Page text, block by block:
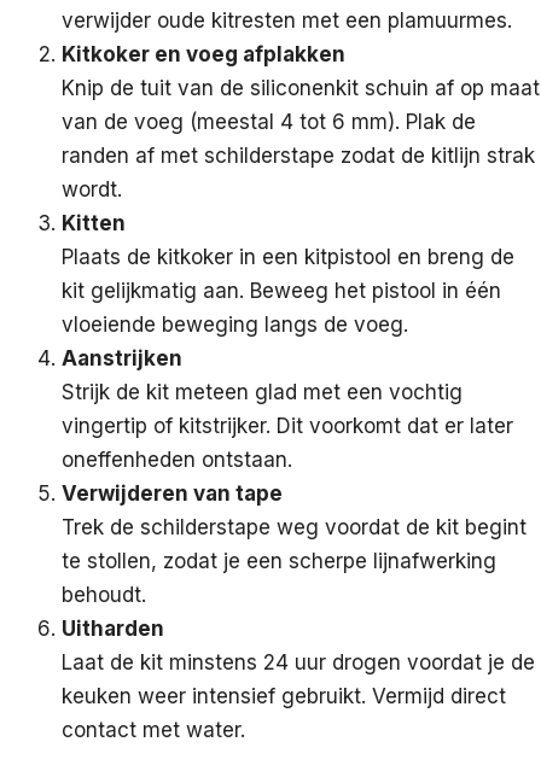
verwijder oude kitresten met een plamuurmes.
Kitkoker en voeg afplakken
Knip de tuit van de siliconenkit schuin af op maat
van de voeg (meestal 4 tot 6 mm). Plak de
randen af met schilderstape zodat de kitlijn strak
wordt.
Kitten
Plaats de kitkoker in een kitpistool en breng de
kit gelijkmatig aan. Beweeg het pistool in één
vloeiende beweging langs de voeg.
Aanstrijken
Strijk de kit meteen glad met een vochtig
vingertip of kitstrijker. Dit voorkomt dat er later
oneffenheden ontstaan.
Verwijderen van tape
Trek de schilderstape weg voordat de kit begint
te stollen, zodat je een scherpe lijnafwerking
behoudt.
Uitharden
Laat de kit minstens 24 uur drogen voordat je de
keuken weer intensief gebruikt. Vermijd direct
contact met water.